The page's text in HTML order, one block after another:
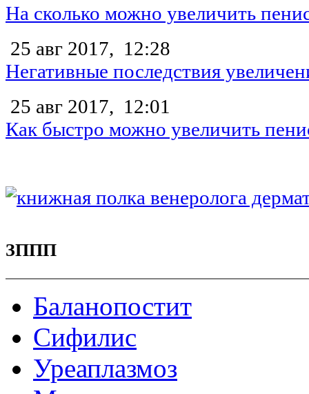
На сколько можно увеличить
25 авг 2017, 12:28
Негативные последствия
25 авг 2017, 12:01
Как быстро можно увеличить
ЗППП
Баланопостит
Сифилис
Уреаплазмоз